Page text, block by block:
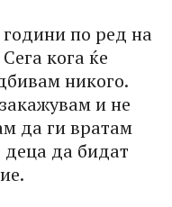
по ред на
кога ќе
никого.
и не
да ги вратам
деца да бидат